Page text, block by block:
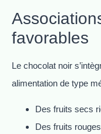
favorables
Le chocolat noir
alimentation de type
Des fruits secs
Des fruits